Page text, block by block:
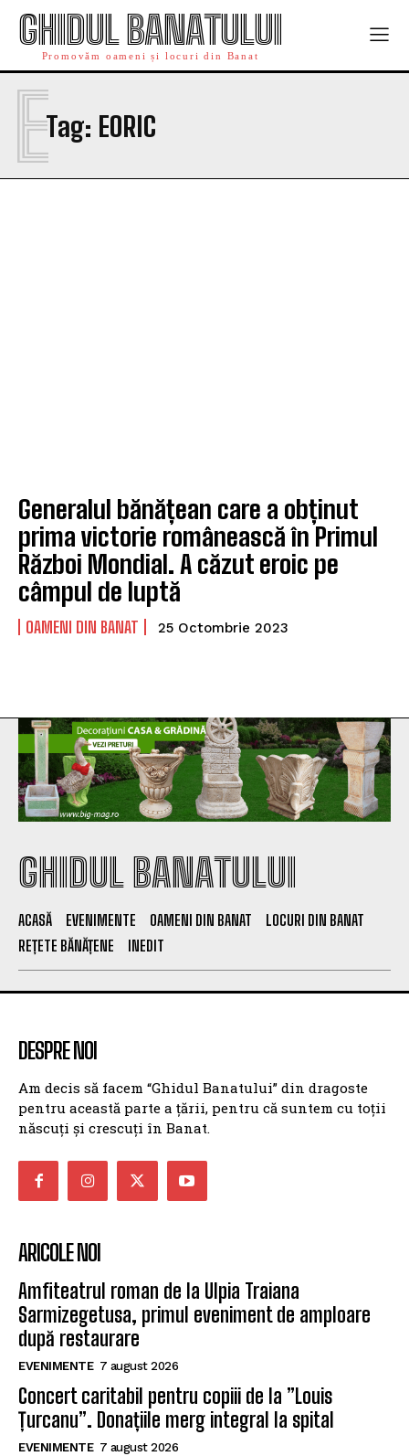
GHIDUL BANATULUI
Promovăm oameni și locuri din Banat
Tag: EORIC
E
Generalul bănățean care a obținut
prima victorie românească în Primul
Război Mondial. A căzut eroic pe
câmpul de luptă
OAMENI DIN BANAT 25 Octombrie 2023
GHIDUL BANATULUI
ACASĂ EVENIMENTE OAMENI DIN BANAT
LOCURI DIN BANAT
REȚETE BĂNĂȚENE
INEDIT
DESPRE NOI
Am decis să facem “Ghidul Banatului” din dragoste
pentru această parte a țării, pentru că suntem cu toții
născuți și crescuți în Banat.
ARICOLE NOI
Amfiteatrul roman de la Ulpia Traiana
Sarmizegetusa, primul eveniment de amploare
după restaurare
EVENIMENTE 7 august 2026
Concert caritabil pentru copiii de la ”Louis
Țurcanu”. Donațiile merg integral la spital
EVENIMENTE 7 august 2026